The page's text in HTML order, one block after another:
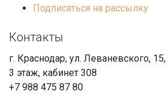
Подписаться на рассылку
Контакты
г. Краснодар, ул. Леваневского, 15,
3 этаж, кабинет 308
+7 988 475 87 80